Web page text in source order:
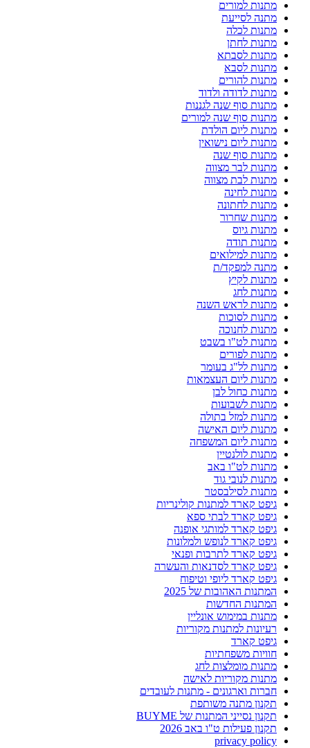
מתנות למורים
מתנה לסייעת
מתנות לכלה
מתנות לחתן
מתנות לסבתא
מתנות לסבא
מתנות להורים
מתנות לדודה ולדוד
מתנות סוף שנה לגננות
מתנות סוף שנה למורים
מתנות ליום הולדת
מתנות ליום נישואין
מתנות סוף שנה
מתנות לבר מצווה
מתנות לבת מצווה
מתנות לחינה
מתנות לחתונה
מתנות שחרור
מתנות גיוס
מתנות תודה
מתנות למילואים
מתנה למפקד/ת
מתנות לקיץ
מתנות לחג
מתנות לראש השנה
מתנות לסוכות
מתנות לחנוכה
מתנות לט"ו בשבט
מתנות לפורים
מתנות לל"ג בעומר
מתנות ליום העצמאות
מתנות כחול לבן
מתנות לשבועות
מתנות למזל בתולה
מתנות ליום האישה
מתנות ליום המשפחה
מתנות לולנטיין
מתנות לט"ו באב
מתנות לנובי גוד
מתנות לסילבסטר
גיפט קארד למתנות קולינריות
גיפט קארד לבתי ספא
גיפט קארד למותגי אופנה
גיפט קארד לנופש ולמלונות
גיפט קארד לתרבות ופנאי
גיפט קארד לסדנאות והעשרה
גיפט קארד ליופי וטיפוח
המתנות האהובות של 2025
המתנות החדשות
מתנות במימוש אונליין
רעיונות למתנות מקוריות
גיפט קארד
חוויות משפחתיות
מתנות מומלצות לחג
מתנות מקוריות לאישה
חברות וארגונים - מתנות לעובדים
תקנון מתנה משותפת
תקנון נסייני המתנות של BUYME
תקנון פעילות ט"ו באב 2026
privacy policy